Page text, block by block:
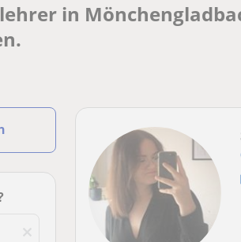
in